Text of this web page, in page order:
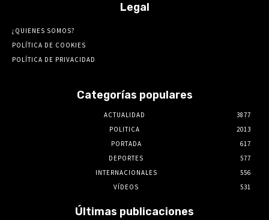
Legal
¿QUIENES SOMOS?
POLÍTICA DE COOKIES
POLÍTICA DE PRIVACIDAD
Categorías populares
ACTUALIDAD
3877
POLITICA
2013
PORTADA
617
DEPORTES
577
INTERNACIONALES
556
VÍDEOS
531
Últimas publicaciones